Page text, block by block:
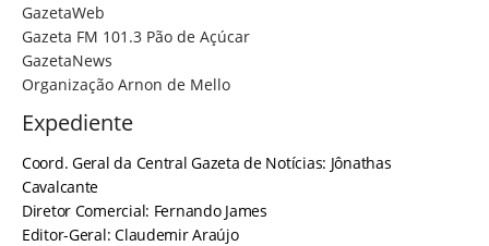
GazetaWeb
Gazeta FM 101.3 Pão de Açúcar
GazetaNews
Organização Arnon de Mello
Expediente
Coord. Geral da Central Gazeta de Notícias: Jônathas
Cavalcante
Diretor Comercial: Fernando James
Editor-Geral: Claudemir Araújo